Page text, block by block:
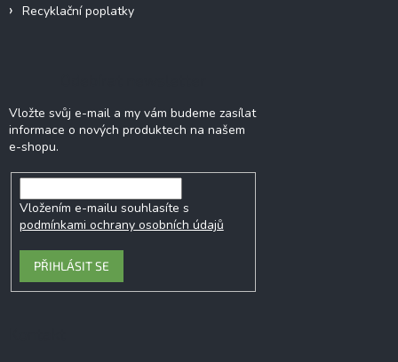
Recyklační poplatky
Vložte svůj e-mail a my vám budeme zasílat
informace o nových produktech na našem
e-shopu.
Vložením e-mailu souhlasíte s
podmínkami ochrany osobních údajů
PŘIHLÁSIT SE